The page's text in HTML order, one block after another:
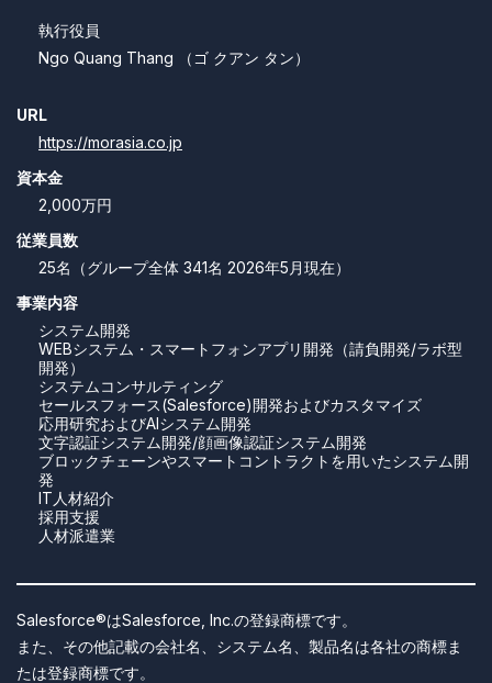
執行役員
Ngo Quang Thang （ゴ クアン タン）
URL
https://morasia.co.jp
資本金
2,000万円
従業員数
25名（グループ全体 341名 2026年5月現在）
事業内容
システム開発
WEBシステム・スマートフォンアプリ開発（請負開発/ラボ型
開発）
システムコンサルティング
セールスフォース(Salesforce)開発およびカスタマイズ
応用研究およびAIシステム開発
文字認証システム開発/顔画像認証システム開発
ブロックチェーンやスマートコントラクトを用いたシステム開
発
IT人材紹介
採用支援
人材派遣業
Salesforce®はSalesforce, Inc.の登録商標です。
また、その他記載の会社名、システム名、製品名は各社の商標ま
たは登録商標です。